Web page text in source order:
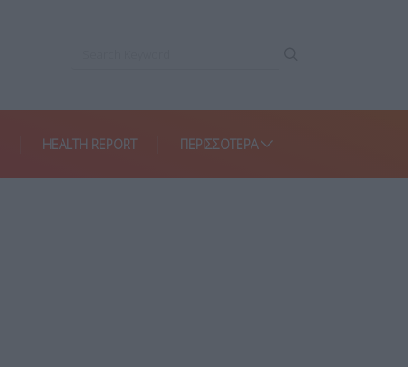
HEALTH REPORT ΠΕΡΙΣΣΌΤΕΡΑ